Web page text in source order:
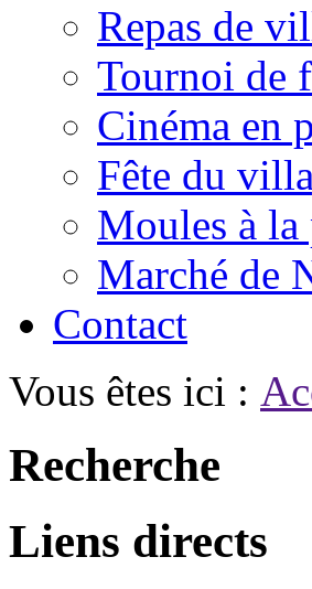
Repas de
Tournoi de
Cinéma en
Fête du
Moules à la
Marché de
Contact
Vous êtes ici :
Recherche
Liens directs